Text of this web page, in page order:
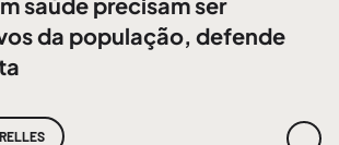
da população, defende